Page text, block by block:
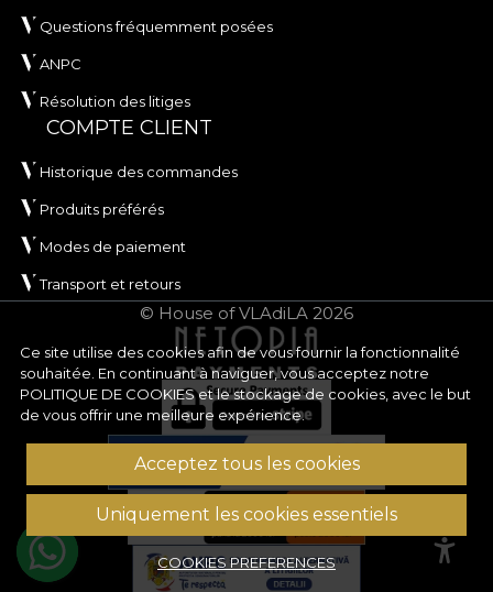
Ce site utilise des cookies afin de vous fournir la fonctionnalité
souhaitée. En continuant à naviguer, vous acceptez notre
POLITIQUE DE COOKIESet le stockage de cookies, avec le but
de vous offrir une meilleure expérience.
Acceptez tous les cookies
Uniquement les cookies essentiels
COOKIES PREFERENCES
Questions fréquemment posées
ANPC
Résolution des litiges
COMPTE CLIENT
Historique des commandes
Produits préférés
Modes de paiement
Transport et retours
© House of VLAdiLA 2026